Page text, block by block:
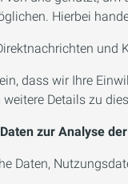
Hierbei
und
dass wir Ihre
weitere Details zu
zur Analyse
Daten,